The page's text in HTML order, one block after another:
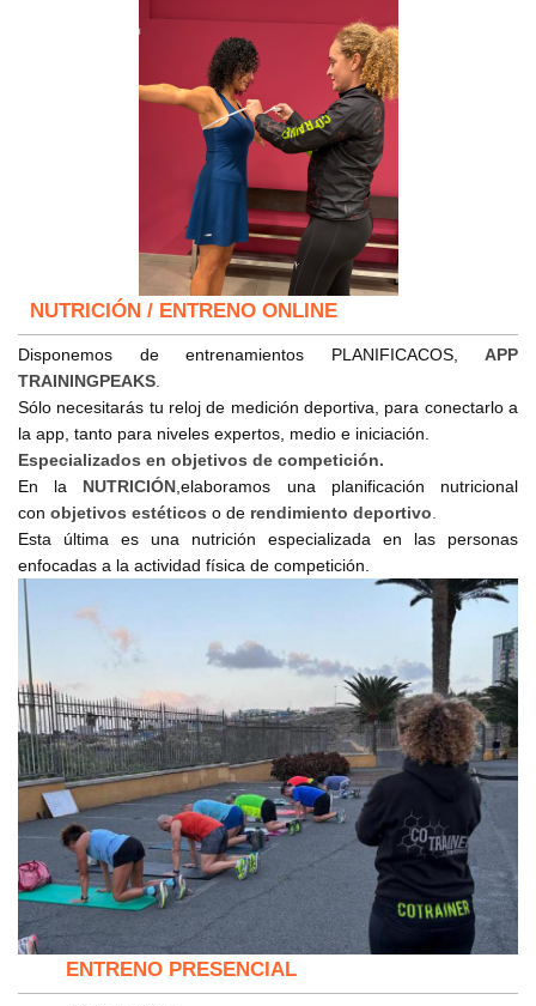
NUTRICIÓN / ENTRENO ONLINE
Disponemos de entrenamientos PLANIFICACOS,
APP
TRAININGPEAKS
Sólo necesitarás tu reloj de medición deportiva, para conectarlo a
la app, tanto para niveles expertos, medio e iniciación.
Especializados en objetivos de competición.
En la
NUTRICIÓN ,elaboramos una planificación nutricional
con objetivos estéticos o de rendimiento deportivo
Esta última es una nutrición especializada en las personas
enfocadas a la actividad física de competición.
ENTRENO PRESENCIAL